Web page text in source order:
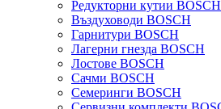
Редукторни кутии BOSCH
Въздуховоди BOSCH
Гарнитури BOSCH
Лагерни гнезда BOSCH
Лостове BOSCH
Сачми BOSCH
Семеринги BOSCH